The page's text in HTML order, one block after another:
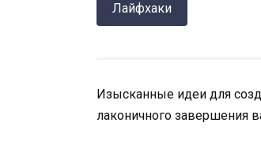
Лайфхаки
Изысканные идеи для
лаконичного завершения